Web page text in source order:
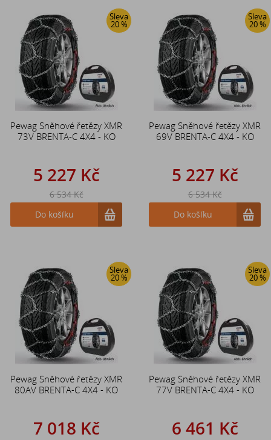
Sleva
20 %
Pewag Sněhové řetězy XMR
73V BRENTA-C 4X4 - KO
5 227 Kč
6 534 Kč
Do košíku
Sleva
20 %
Pewag Sněhové řetězy XMR
69V BRENTA-C 4X4 - KO
5 227 Kč
6 534 Kč
Do košíku
Sleva
20 %
Pewag Sněhové řetězy XMR
80AV BRENTA-C 4X4 - KO
7 018 Kč
Sleva
20 %
Pewag Sněhové řetězy XMR
77V BRENTA-C 4X4 - KO
6 461 Kč